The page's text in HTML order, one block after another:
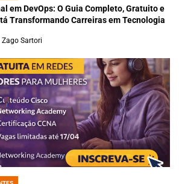
em DevOps: O Guia Completo, Gratuito e
Transformando Carreiras em Tecnologia
Zago Sartori